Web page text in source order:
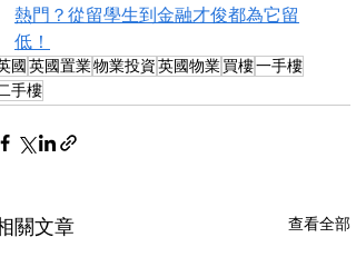
熱門？從留學生到金融才俊都為它留
低！
國英國置業物業投資英國物業買樓一手樓
手樓
關文章 查看全部